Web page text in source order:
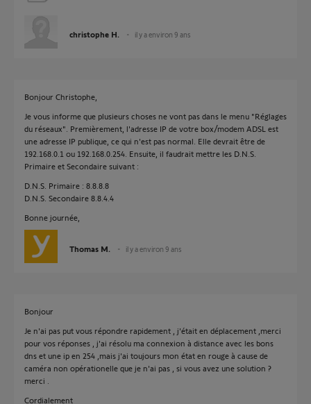
christophe H. il y a environ 9 ans
Bonjour Christophe,
Je vous informe que plusieurs choses ne vont pas dans le menu "Réglages
du réseaux". Premièrement, l'adresse IP de votre box/modem ADSL est
une adresse IP publique, ce qui n'est pas normal. Elle devrait être de
192.168.0.1 ou 192.168.0.254. Ensuite, il faudrait mettre les D.N.S.
Primaire et Secondaire suivant :
D.N.S. Primaire : 8.8.8.8
D.N.S. Secondaire 8.8.4.4
Bonne journée,
Thomas M. il y a environ 9 ans
Bonjour
Je n'ai pas put vous répondre rapidement , j'était en déplacement ,merci
pour vos réponses , j'ai résolu ma connexion à distance avec les bons
dns et une ip en 254 ,mais j'ai toujours mon état en rouge à cause de
caméra non opérationelle que je n'ai pas , si vous avez une solution ?
merci .
Cordialement